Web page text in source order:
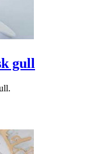
gull